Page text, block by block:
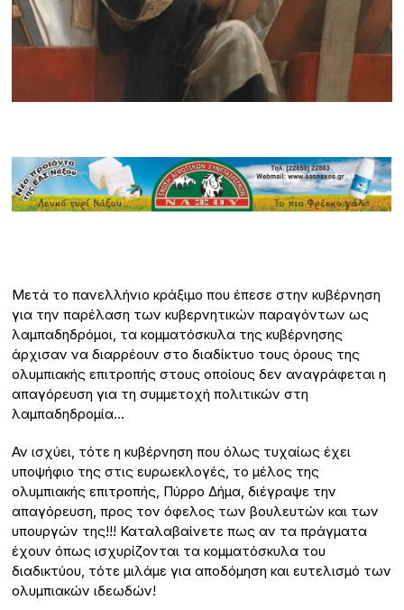
Μετά το πανελλήνιο κράξιμο που έπεσε στην κυβέρνηση
για την παρέλαση των κυβερνητικών παραγόντων ως
λαμπαδηδρόμοι, τα κομματόσκυλα της κυβέρνησης
άρχισαν να διαρρέουν στο διαδίκτυο τους όρους της
ολυμπιακής επιτροπής στους οποίους δεν αναγράφεται η
απαγόρευση για τη συμμετοχή πολιτικών στη
λαμπαδηδρομία…
Αν ισχύει, τότε η κυβέρνηση που όλως τυχαίως έχει
υποψήφιο της στις ευρωεκλογές, το μέλος της
ολυμπιακής επιτροπής, Πύρρο Δήμα, διέγραψε την
απαγόρευση, προς τον όφελος των βουλευτών και των
υπουργών της!!! Καταλαβαίνετε πως αν τα πράγματα
έχουν όπως ισχυρίζονται τα κομματόσκυλα του
διαδικτύου, τότε μιλάμε για αποδόμηση και ευτελισμό των
ολυμπιακών ιδεωδών!